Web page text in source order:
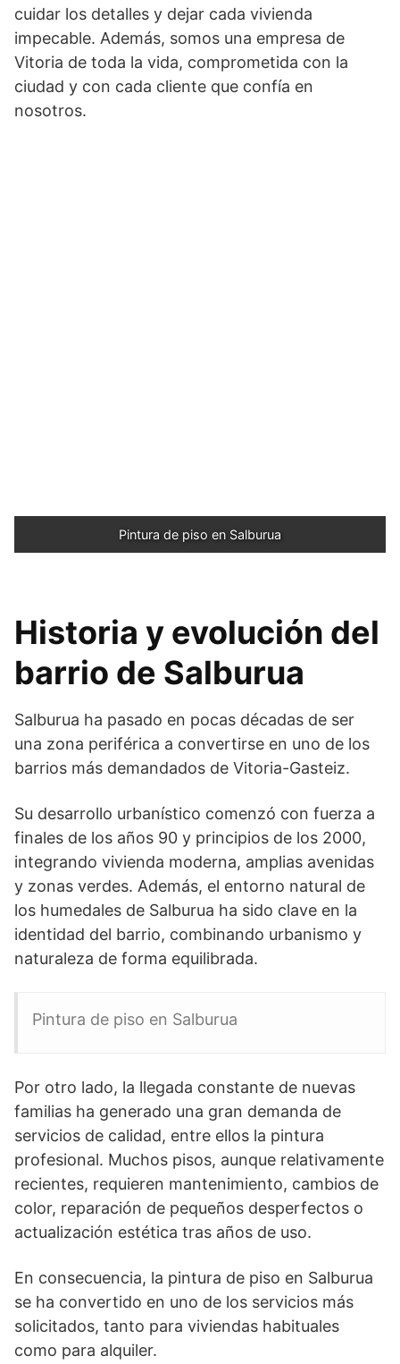
cuidar los detalles y dejar cada vivienda
impecable. Además, somos una empresa de
Vitoria de toda la vida, comprometida con la
ciudad y con cada cliente que confía en
nosotros.
Pintura de piso en Salburua
Historia y evolución del
barrio de Salburua
Salburua ha pasado en pocas décadas de ser
una zona periférica a convertirse en uno de los
barrios más demandados de Vitoria-Gasteiz.
Su desarrollo urbanístico comenzó con fuerza a
finales de los años 90 y principios de los 2000,
integrando vivienda moderna, amplias avenidas
y zonas verdes. Además, el entorno natural de
los humedales de Salburua ha sido clave en la
identidad del barrio, combinando urbanismo y
naturaleza de forma equilibrada.
Pintura de piso en Salburua
Por otro lado, la llegada constante de nuevas
familias ha generado una gran demanda de
servicios de calidad, entre ellos la pintura
profesional. Muchos pisos, aunque relativamente
recientes, requieren mantenimiento, cambios de
color, reparación de pequeños desperfectos o
actualización estética tras años de uso.
En consecuencia, la pintura de piso en Salburua
se ha convertido en uno de los servicios más
solicitados, tanto para viviendas habituales
como para alquiler.